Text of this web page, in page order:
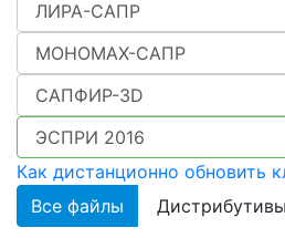
Как дистанционно обновить
Все файлы
Дистрибутивы